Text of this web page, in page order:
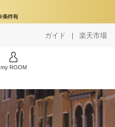
ガイド | 楽天市場
my ROOM